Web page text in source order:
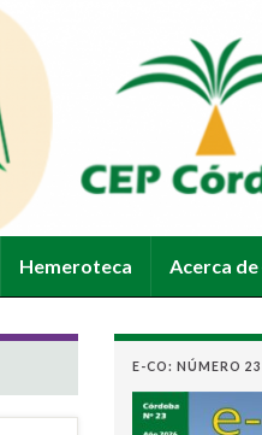
Hemeroteca Acerca de
E-CO: NÚMERO 23